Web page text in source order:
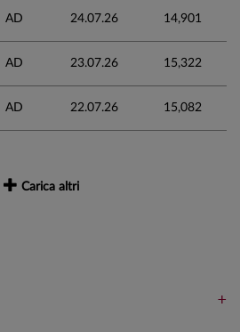
AD 24.07.26 14,901
AD 23.07.26 15,322
AD 22.07.26 15,082
Carica altri